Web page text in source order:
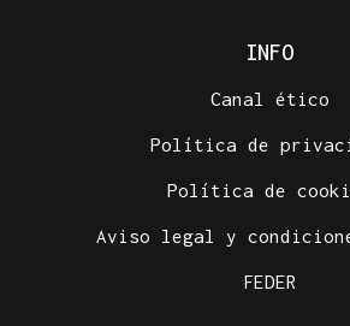
INFO
Canal ético
Política de
Política de
Aviso legal y
FEDER